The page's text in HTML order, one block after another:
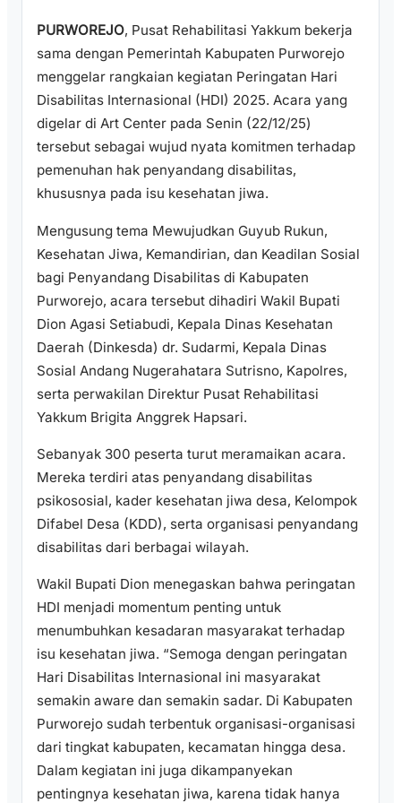
PURWOREJO, Pusat Rehabilitasi Yakkum bekerja
sama dengan Pemerintah Kabupaten Purworejo
menggelar rangkaian kegiatan Peringatan Hari
Disabilitas Internasional (HDI) 2025. Acara yang
digelar di Art Center pada Senin (22/12/25)
tersebut sebagai wujud nyata komitmen terhadap
pemenuhan hak penyandang disabilitas,
khususnya pada isu kesehatan jiwa.
Mengusung tema Mewujudkan Guyub Rukun,
Kesehatan Jiwa, Kemandirian, dan Keadilan Sosial
bagi Penyandang Disabilitas di Kabupaten
Purworejo, acara tersebut dihadiri Wakil Bupati
Dion Agasi Setiabudi, Kepala Dinas Kesehatan
Daerah (Dinkesda) dr. Sudarmi, Kepala Dinas
Sosial Andang Nugerahatara Sutrisno, Kapolres,
serta perwakilan Direktur Pusat Rehabilitasi
Yakkum Brigita Anggrek Hapsari.
Sebanyak 300 peserta turut meramaikan acara.
Mereka terdiri atas penyandang disabilitas
psikososial, kader kesehatan jiwa desa, Kelompok
Difabel Desa (KDD), serta organisasi penyandang
disabilitas dari berbagai wilayah.
Wakil Bupati Dion menegaskan bahwa peringatan
HDI menjadi momentum penting untuk
menumbuhkan kesadaran masyarakat terhadap
isu kesehatan jiwa. “Semoga dengan peringatan
Hari Disabilitas Internasional ini masyarakat
semakin aware dan semakin sadar. Di Kabupaten
Purworejo sudah terbentuk organisasi-organisasi
dari tingkat kabupaten, kecamatan hingga desa.
Dalam kegiatan ini juga dikampanyekan
pentingnya kesehatan jiwa, karena tidak hanya